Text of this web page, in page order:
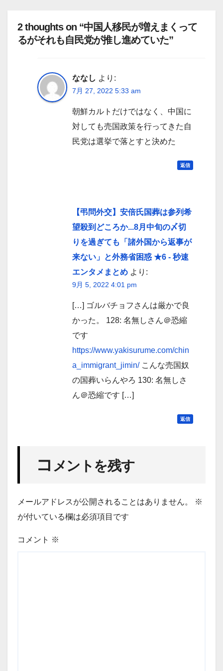
2 thoughts on “中国人移民が増えまくって
るがそれも自民党が推し進めていた”
ななし より:
7月 27, 2022 5:33 am
朝鮮カルトだけではなく、中国に
対しても売国政策を行ってきた自
民党は選挙で落とすと決めた
返信
【弔問外交】安倍氏国葬は参列希
望殺到どころか...8月中旬の〆切
りを過ぎても「諸外国から返事が
来ない」と外務省困惑 ★6 - 秒速
エンタメまとめ より:
9月 5, 2022 4:01 pm
[…] ゴルバチョフさんは厳かで良
かった。 128: 名無しさん＠恐縮
です
https://www.yakisurume.com/chin
a_immigrant_jimin/こんな売国奴
の国葬いらんやろ 130: 名無しさ
ん＠恐縮です […]
返信
コ メントを残す
メールアドレスが公開されることはありません。
※
が付いている欄は必須項目です
コメント ※